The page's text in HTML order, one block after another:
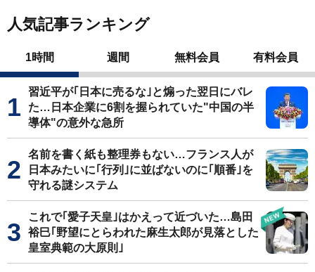
人気記事ランキング
1時間 週間 無料会員 有料会員
習近平が｢日本に売るな｣と煽った翌日にバレ
た…日本企業に6割を握られていた"中国の半
導体"の意外な急所
名前を書く紙も整理券もない…フランス人が
日本みたいに｢行列｣に並ばないのに｢順番｣を
守れる謎システム
これで｢愛子天皇｣はかえって近づいた…島田
裕巳｢野望にとらわれた麻生太郎が見落とした
皇室典範の大原則｣